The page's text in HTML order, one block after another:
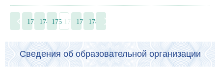
173 174 175 176 177 178
Сведения об образовательной организации